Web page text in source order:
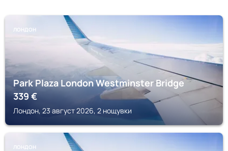
ЛОНДОН
Park Plaza London Westminster Bridge
339€
Лондон, 23 август 2026, 2 нощувки
ЛОНДОН